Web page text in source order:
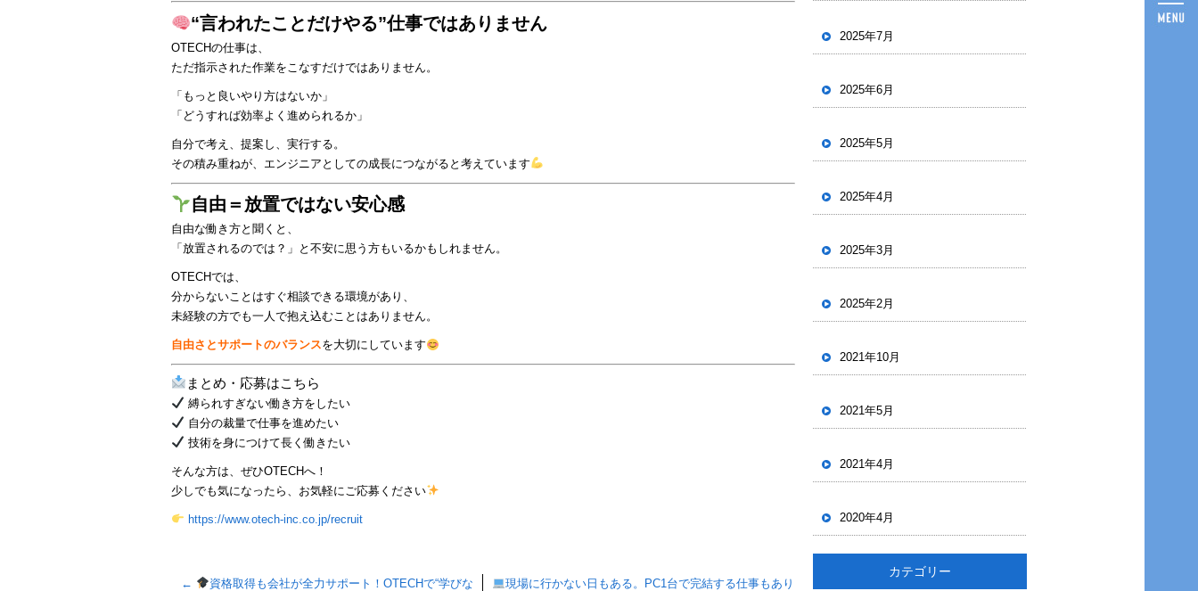
“言われたことだけやる”仕事ではありません
OTECHの仕事は、
ただ指示された作業をこなすだけではありません。
「もっと良いやり方はないか」
「どうすれば効率よく進められるか」
自分で考え、提案し、実行する。
その積み重ねが、エンジニアとしての成長につながると考えています
自由＝放置ではない安心感
自由な働き方と聞くと、
「放置されるのでは？」と不安に思う方もいるかもしれません。
OTECHでは、
分からないことはすぐ相談できる環境があり、
未経験の方でも一人で抱え込むことはありません。
自由さとサポートのバランスを大切にしています
まとめ・応募はこちら
縛られすぎない働き方をしたい
自分の裁量で仕事を進めたい
技術を身につけて長く働きたい
そんな方は、ぜひOTECHへ！
少しでも気になったら、お気軽にご応募ください
https://www.otech-inc.co.jp/recruit
←
資格取得も会社が全力サポート！OTECHで“学びな
現場に行かない日もある。PC1台で完結する仕事もあり
2025年7月
2025年6月
2025年5月
2025年4月
2025年3月
2025年2月
2021年10月
2021年5月
2021年4月
2020年4月
カテゴリー